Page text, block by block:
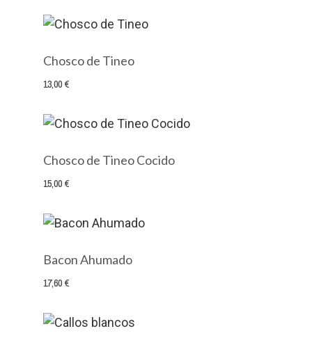
Chosco de Tineo
13,00 €
Chosco de Tineo Cocido
15,00 €
Bacon Ahumado
17,60 €